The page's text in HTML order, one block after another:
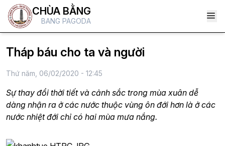
CHÙA BẰNG
BANG PAGODA
Tháp báu cho ta và người
Thứ năm, 06/02/2020 - 12:45
Sự thay đổi thời tiết và cảnh sắc trong mùa xuân dễ
dàng nhận ra ở các nước thuộc vùng ôn đới hơn là ở các
nước nhiệt đới chỉ có hai mùa mưa nắng.